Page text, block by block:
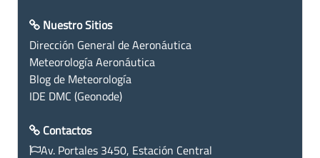
Nuestro Sitios
Dirección General de Aeronáutica
Meteorología Aeronáutica
Blog de Meteorología
IDE DMC (Geonode)
Contactos
Av. Portales 3450, Estación Central